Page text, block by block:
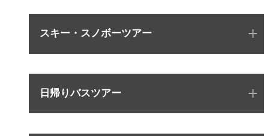
スキー・スノボーツアー
日帰りバスツアー